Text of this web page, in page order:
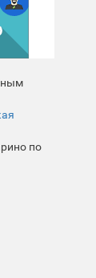
по